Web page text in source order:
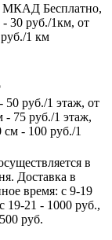
МКАД Бесплатно,
30 руб./1км, от
1 км
50 руб./1 этаж, от
- 75 руб./1 этаж,
см - 100 руб./1
в
Доставка в
время: с 9-19
19-21 - 1000 руб.,
руб.